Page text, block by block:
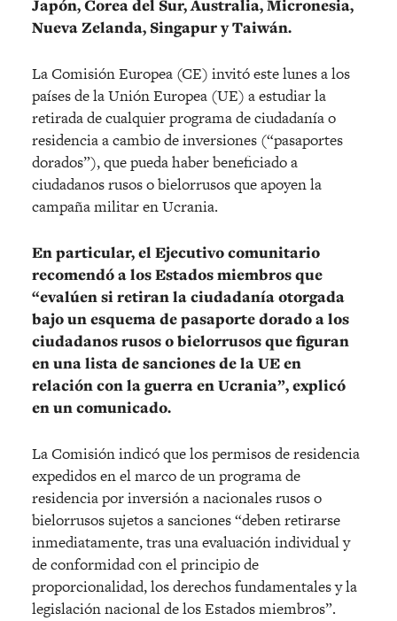
Japón, Corea del Sur, Australia, Micronesia,
Nueva Zelanda, Singapur y Taiwán.
La Comisión Europea (CE) invitó este lunes a los
países de la Unión Europea (UE) a estudiar la
retirada de cualquier programa de ciudadanía o
residencia a cambio de inversiones (“pasaportes
dorados”), que pueda haber beneficiado a
ciudadanos rusos o bielorrusos que apoyen la
campaña militar en Ucrania.
En particular, el Ejecutivo comunitario
recomendó a los Estados miembros que
“evalúen si retiran la ciudadanía otorgada
bajo un esquema de pasaporte dorado a los
ciudadanos rusos o bielorrusos que figuran
en una lista de sanciones de la UE en
relación con la guerra en Ucrania”, explicó
en un comunicado.
La Comisión indicó que los permisos de residencia
expedidos en el marco de un programa de
residencia por inversión a nacionales rusos o
bielorrusos sujetos a sanciones “deben retirarse
inmediatamente, tras una evaluación individual y
de conformidad con el principio de
proporcionalidad, los derechos fundamentales y la
legislación nacional de los Estados miembros”.